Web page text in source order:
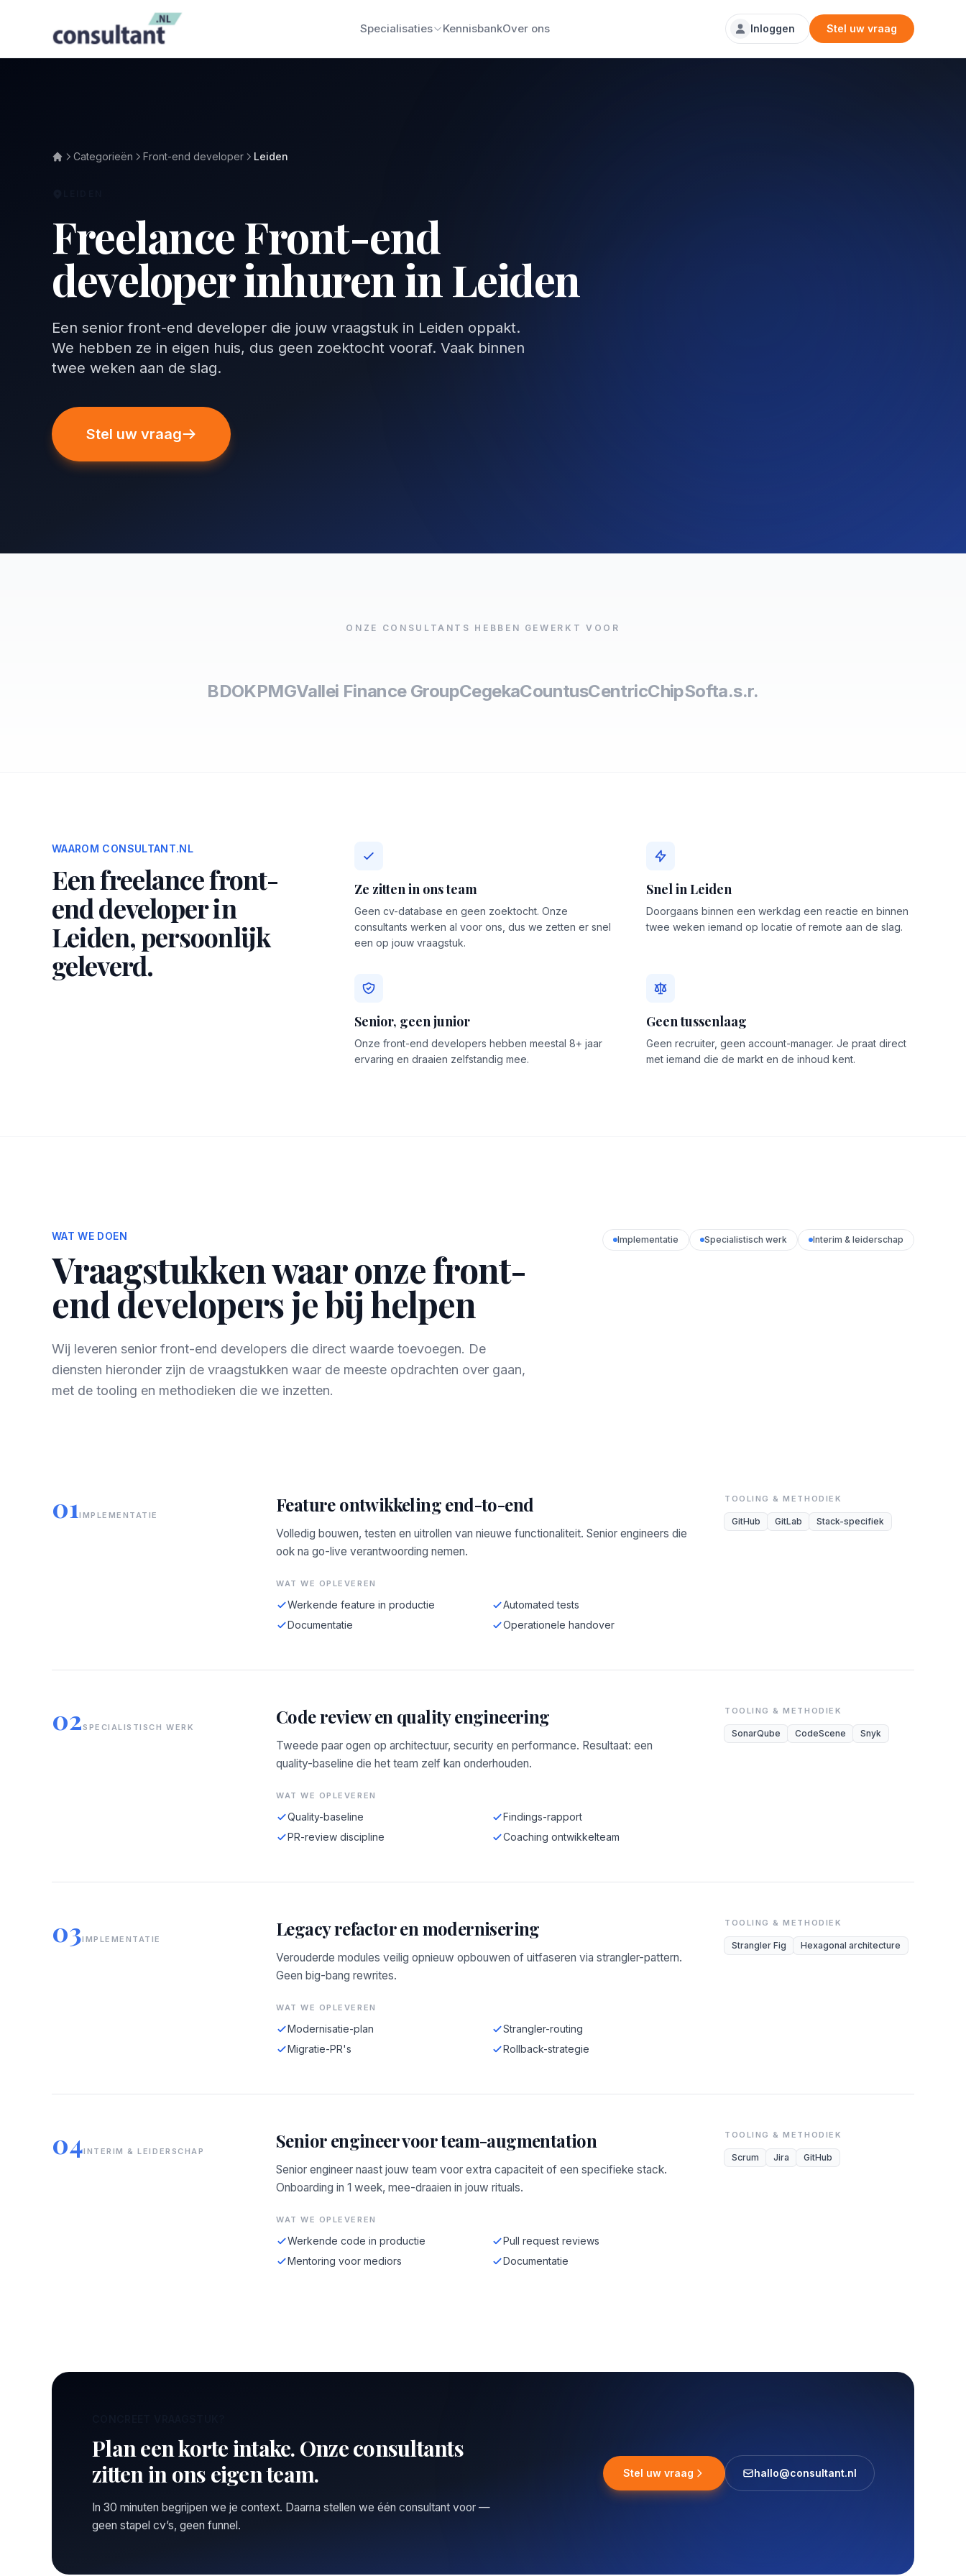
Specialisaties KennisbankOver ons Inloggen Stel uw vraag
Categorieën Front-end developer Leiden
Freelance Front-end
developer inhuren in Leiden
Een senior front-end developer die jouw vraagstuk in Leiden oppakt.
We hebben ze in eigen huis, dus geen zoektocht vooraf. Vaak binnen
twee weken aan de slag.
Stel uw vraag
ONZE CONSULTANTS HEBBEN GEWERKT VOOR
BDOKPMGVallei Finance GroupCegekaCountusCentricChipSofta.s.r.
WAAROM CONSULTANT.NL
Een freelance front-
end developer in
Leiden, persoonlijk
geleverd.
Ze zitten in ons team
Geen cv-database en geen zoektocht. Onze
consultants werken al voor ons, dus we zetten er snel
een op jouw vraagstuk.
Snel in Leiden
Doorgaans binnen een werkdag een reactie en binnen
twee weken iemand op locatie of remote aan de slag.
Senior, geen junior
Onze front-end developers hebben meestal 8+ jaar
ervaring en draaien zelfstandig mee.
Geen tussenlaag
Geen recruiter, geen account-manager. Je praat direct
met iemand die de markt en de inhoud kent.
WAT WE DOEN
Vraagstukken waar onze front-
end developers je bij helpen
Wij leveren senior front-end developers die direct waarde toevoegen. De
diensten hieronder zijn de vraagstukken waar de meeste opdrachten over gaan,
met de tooling en methodieken die we inzetten.
Implementatie Specialistisch werk Interim & leiderschap
01 IMPLEMENTATIE Feature ontwikkeling end-to-end
Volledig bouwen, testen en uitrollen van nieuwe functionaliteit. Senior engineers die
ook na go-live verantwoording nemen.
WAT WE OPLEVEREN
Werkende feature in productie
Automated tests
Documentatie
Operationele handover
TOOLING & METHODIEK
GitHub GitLab Stack-specifiek
02SPECIALISTISCH WERK Code review en quality engineering
Tweede paar ogen op architectuur, security en performance. Resultaat: een
quality-baseline die het team zelf kan onderhouden.
WAT WE OPLEVEREN
Quality-baseline
Findings-rapport
PR-review discipline
Coaching ontwikkelteam
TOOLING & METHODIEK
SonarQube CodeScene Snyk
03IMPLEMENTATIE Legacy refactor en modernisering
Verouderde modules veilig opnieuw opbouwen of uitfaseren via strangler-pattern.
Geen big-bang rewrites.
WAT WE OPLEVEREN
Modernisatie-plan
Strangler-routing
Migratie-PR's
Rollback-strategie
TOOLING & METHODIEK
Strangler Fig Hexagonal architecture
04INTERIM & LEIDERSCHAP Senior engineer voor team-augmentation
Senior engineer naast jouw team voor extra capaciteit of een specifieke stack.
Onboarding in 1 week, mee-draaien in jouw rituals.
WAT WE OPLEVEREN
Werkende code in productie
Pull request reviews
Mentoring voor mediors
Documentatie
TOOLING & METHODIEK
Scrum Jira GitHub
Plan een korte intake. Onze consultants
zitten in ons eigen team.
In 30 minuten begrijpen we je context. Daarna stellen we één consultant voor —
geen stapel cv’s, geen funnel.
Stel uw vraag hallo@consultant.nl